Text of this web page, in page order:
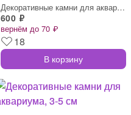
Декоративные камни для аквариума, 3-5 см
600 ₽
вернём до 70 ₽
18
В корзину